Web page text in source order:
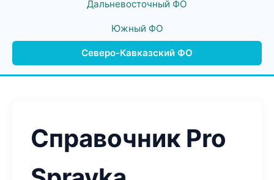
Дальневосточный ФО
Южный ФО
Северо-Кавказский ФО
Справочник Pro